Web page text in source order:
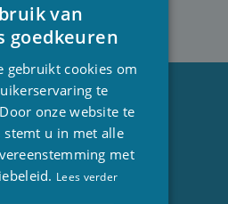
ENGLISH
van
goedkeuren
gebruikt cookies om
te
onze website te
stemt u in met alle
met
Lees verder